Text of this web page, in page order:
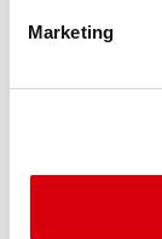
Marketing
Artikel 4